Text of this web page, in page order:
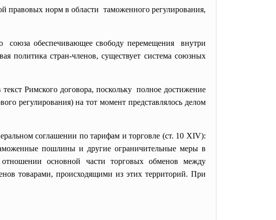
норм в области таможенного регулирования,
союза обеспечивающее свободу перемещения внутри
политика стран-членов, существует система союзных
Римского договора, поскольку полное достижение
регулирования) на тот момент представлялось делом
соглашении по тарифам и торговле (ст. 10 XIV):
пошлины и другие ограничительные меры в
основной части торговых обменов между
товарами, происходящими из этих территорий. При